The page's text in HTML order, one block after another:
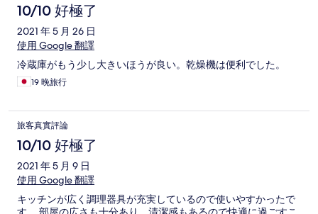
10/10 好極了
2021 年 5 月 26 日
使用 Google 翻譯
冷蔵庫がもう少し大きいほうが良い。乾燥機は便利でした。
19 晚旅行
旅客真實評論
10/10 好極了
2021 年 5 月 9 日
使用 Google 翻譯
キッチンが広く調理器具が充実しているので使いやすかったで